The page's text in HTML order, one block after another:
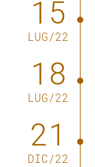
15
LUG/22
18
LUG/22
21
DIC/22